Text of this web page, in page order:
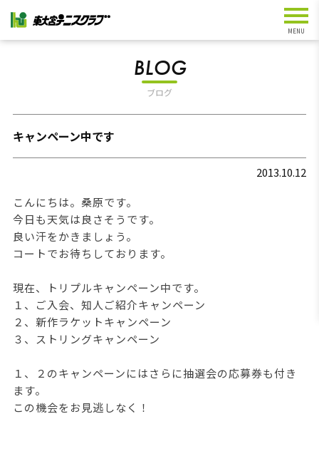
BLOG
ブログ
キャンペーン中です
2013.10.12
こんにちは。桑原です。
今日も天気は良さそうです。
良い汗をかきましょう。
コートでお待ちしております。
現在、トリプルキャンペーン中です。
１、ご入会、知人ご紹介キャンペーン
２、新作ラケットキャンペーン
３、ストリングキャンペーン
１、２のキャンペーンにはさらに抽選会の応募券も付き
ます。
この機会をお見逃しなく！